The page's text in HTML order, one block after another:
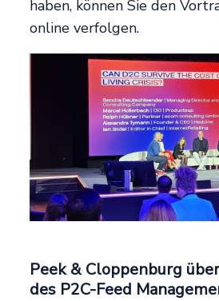
haben, können Sie den
online verfolgen.
Peek & Cloppenburg
des P2C-Feed